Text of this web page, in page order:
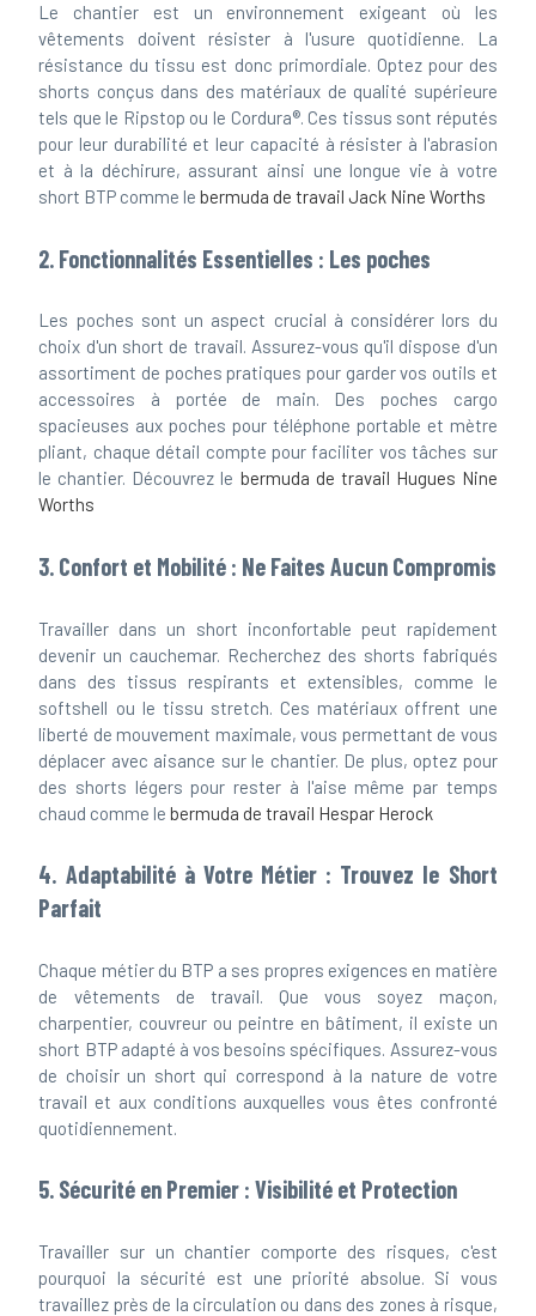
Le chantier est un environnement exigeant où les
vêtements doivent résister à l'usure quotidienne. La
résistance du tissu est donc primordiale. Optez pour des
shorts conçus dans des matériaux de qualité supérieure
tels que le Ripstop ou le Cordura®. Ces tissus sont réputés
pour leur durabilité et leur capacité à résister à l'abrasion
et à la déchirure, assurant ainsi une longue vie à votre
short BTP comme lebermuda de travail Jack Nine Worths
2. Fonctionnalités Essentielles : Les poches
Les poches sont un aspect crucial à considérer lors du
choix d'un short de travail. Assurez-vous qu'il dispose d'un
assortiment de poches pratiques pour garder vos outils et
accessoires à portée de main. Des poches cargo
spacieuses aux poches pour téléphone portable et mètre
pliant, chaque détail compte pour faciliter vos tâches sur
le chantier. Découvrez le bermuda de travail Hugues Nine
Worths
3. Confort et Mobilité : Ne Faites Aucun Compromis
Travailler dans un short inconfortable peut rapidement
devenir un cauchemar. Recherchez des shorts fabriqués
dans des tissus respirants et extensibles, comme le
softshell ou le tissu stretch. Ces matériaux offrent une
liberté de mouvement maximale, vous permettant de vous
déplacer avec aisance sur le chantier. De plus, optez pour
des shorts légers pour rester à l'aise même par temps
chaud comme lebermuda de travail Hespar Herock
4. Adaptabilité à Votre Métier : Trouvez le Short
Parfait
Chaque métier du BTP a ses propres exigences en matière
de vêtements de travail. Que vous soyez maçon,
charpentier, couvreur ou peintre en bâtiment, il existe un
short BTP adapté à vos besoins spécifiques. Assurez-vous
de choisir un short qui correspond à la nature de votre
travail et aux conditions auxquelles vous êtes confronté
quotidiennement.
5. Sécurité en Premier : Visibilité et Protection
Travailler sur un chantier comporte des risques, c'est
pourquoi la sécurité est une priorité absolue. Si vous
travaillez près de la circulation ou dans des zones à risque,